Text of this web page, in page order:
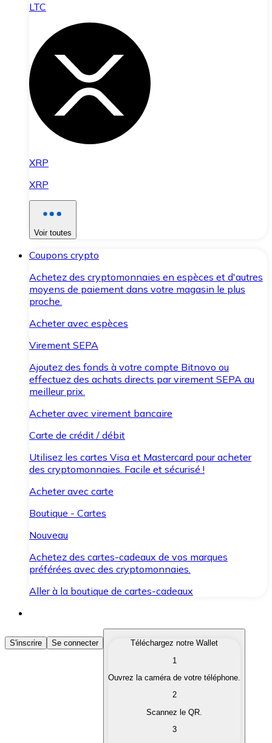
LTC
XRP
XRP
Voir toutes
Coupons crypto
Achetez des cryptomonnaies en espèces et d'autres
moyens de paiement dans votre magasin le plus
proche.
Acheter avec espèces
Virement SEPA
Ajoutez des fonds à votre compte Bitnovo ou
effectuez des achats directs par virement SEPA au
meilleur prix.
Acheter avec virement bancaire
Carte de crédit / débit
Utilisez les cartes Visa et Mastercard pour acheter
des cryptomonnaies. Facile et sécurisé !
Acheter avec carte
Boutique - Cartes
Nouveau
Achetez des cartes-cadeaux de vos marques
préférées avec des cryptomonnaies.
Aller à la boutique de cartes-cadeaux
Acheter des Cryptomonnaies
Achetez les cryptomonnaies qui vous intéressent
Convertissez vos cryptomonnaies en monnaie
S'inscrire Se connecter
Téléchargez notre Wallet
1
Ouvrez la caméra de votre téléphone.
2
Scannez le QR.
3